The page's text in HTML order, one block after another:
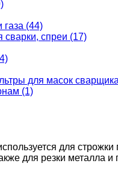
газа (44)
спреи (17)
для масок
(1)
для
для резки металла